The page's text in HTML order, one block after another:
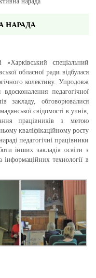
НАРАДА
спеціальний
обласної ради відбулася
колективу. Упродовж
педагогічної
закладу, обговорювалися
свідомості в учнів,
працівників з метою
кваліфікаційному росту
педагогічні працівники
інших закладів освіти з
технології в